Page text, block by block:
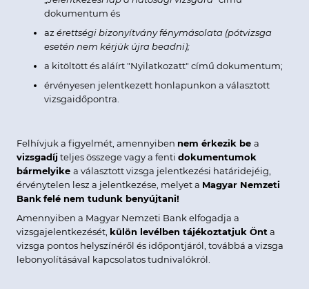
dokumentum és
az érettségi bizonyítvány fénymásolata (pótvizsga
esetén nem kérjük újra beadni);
a kitöltött és aláírt "Nyilatkozatt" című dokumentum;
érvényesen jelentkezett honlapunkon a választott
vizsgaidőpontra.
Felhívjuk a figyelmét, amennyiben nem érkezik be a
vizsgadíjteljes összege vagy a fenti dokumentumok
bármelyike a választott vizsga jelentkezési határidejéig,
érvénytelen lesz a jelentkezése, melyet a Magyar Nemzeti
Bank felé nem tudunk benyújtani!
Amennyiben a Magyar Nemzeti Bank elfogadja a
vizsgajelentkezését, külön levélben tájékoztatjuk Önt a
vizsga pontos helyszínéről és időpontjáról, továbbá a vizsga
lebonyolításával kapcsolatos tudnivalókról.